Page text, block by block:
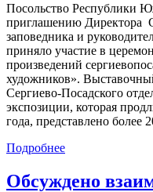
Посольство Республики
приглашению Директора
заповедника и
приняло участие в
произведений
художников».
Сергиево-Посадского
экспозиции, которая
года, представлено
Подробнее
Обсуждено